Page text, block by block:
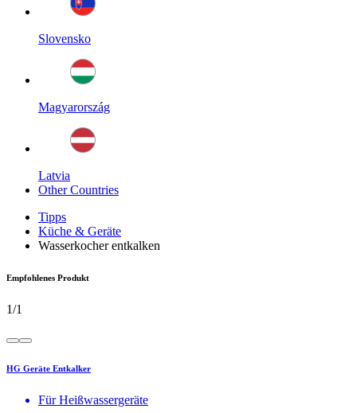
Slovensko
Magyarország
Latvia
Other Countries
Tipps
Küche & Geräte
Wasserkocher entkalken
Empfohlenes Produkt
1/1
HG Geräte Entkalker
Für Heißwassergeräte